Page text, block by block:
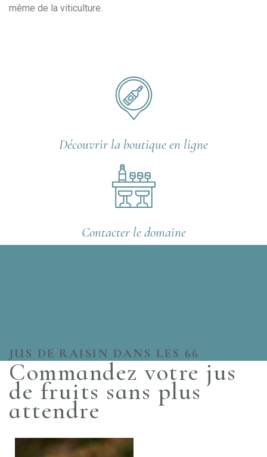
même de la viticulture.
Découvrir la boutique en ligne
Contacter le domaine
JUS DE RAISIN DANS LES 66
Commandez votre jus
de fruits sans plus
attendre